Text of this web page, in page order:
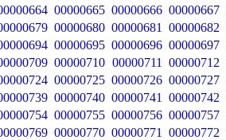
00000665 00000666 00000667
00000680 00000681 00000682
00000695 00000696 00000697
00000710 00000711 00000712
00000725 00000726 00000727
00000740 00000741 00000742
00000755 00000756 00000757
00000770 00000771 00000772